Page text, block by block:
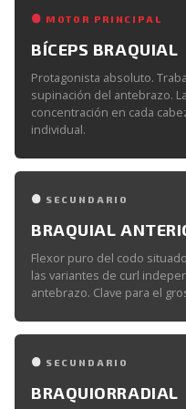
MOTOR PRINCIPAL
BÍCEPS BRAQUIAL
Protagonista absoluto.
supinación del antebrazo.
concentración en cada
individual.
SECUNDARIO
BRAQUIAL
Flexor puro del codo
las variantes de curl
antebrazo. Clave para el
SECUNDARIO
BRAQUIORRADIAL